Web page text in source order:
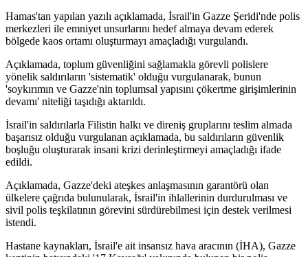
Hamas'tan yapılan yazılı açıklamada, İsrail'in Gazze Şeridi'nde polis
merkezleri ile emniyet unsurlarını hedef almaya devam ederek
bölgede kaos ortamı oluşturmayı amaçladığı vurgulandı.
Açıklamada, toplum güvenliğini sağlamakla görevli polislere
yönelik saldırıların 'sistematik' olduğu vurgulanarak, bunun
'soykırımın ve Gazze'nin toplumsal yapısını çökertme girişimlerinin
devamı' niteliği taşıdığı aktarıldı.
İsrail'in saldırılarla Filistin halkı ve direniş gruplarını teslim almada
başarısız olduğu vurgulanan açıklamada, bu saldırıların güvenlik
boşluğu oluşturarak insani krizi derinleştirmeyi amaçladığı ifade
edildi.
Açıklamada, Gazze'deki ateşkes anlaşmasının garantörü olan
ülkelere çağrıda bulunularak, İsrail'in ihlallerinin durdurulması ve
sivil polis teşkilatının görevini sürdürebilmesi için destek verilmesi
istendi.
Hastane kaynakları, İsrail'e ait insansız hava aracının (İHA), Gazze